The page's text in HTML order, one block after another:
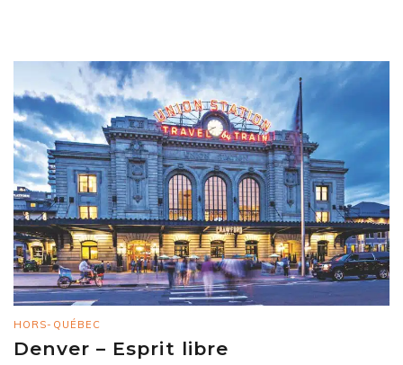
HORS-QUÉBEC
Denver – Esprit libre